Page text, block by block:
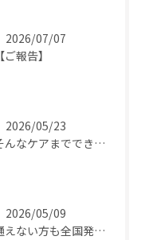
2026/07/07
【ご報告】
2026/05/23
そんなケアまでできるの！？
2026/05/09
通えない方も全国発送中📦✨